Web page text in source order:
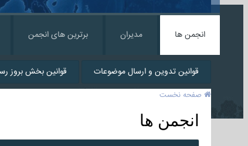
انجمن ها مدیران برترین های انجمن
قوانین تدوین و ارسال موضوعات قوانین بخش بروز
صفحه نخست
انجمن ها